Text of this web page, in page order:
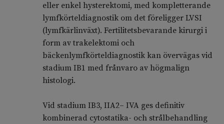
eller enkel hysterektomi, med kompletterande
lymfkörteldiagnostik om det föreligger LVSI
(lymfkärlinväxt). Fertilitetsbevarande kirurgi i
form av trakelektomi och
bäckenlymfkörteldiagnostik kan övervägas vid
stadium IB1 med frånvaro av högmalign
histologi.
Vid stadium IB3, IIA2– IVA ges definitiv
kombinerad cytostatika- och strålbehandling